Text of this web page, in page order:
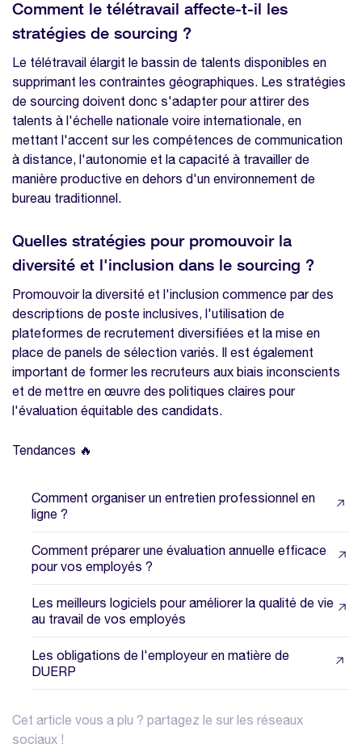
Comment le télétravail affecte-t-il les
stratégies de sourcing ?
Le télétravail élargit le bassin de talents disponibles en
supprimant les contraintes géographiques. Les stratégies
de sourcing doivent donc s'adapter pour attirer des
talents à l'échelle nationale voire internationale, en
mettant l'accent sur les compétences de communication
à distance, l'autonomie et la capacité à travailler de
manière productive en dehors d'un environnement de
bureau traditionnel.
Quelles stratégies pour promouvoir la
diversité et l'inclusion dans le sourcing ?
Promouvoir la diversité et l'inclusion commence par des
descriptions de poste inclusives, l'utilisation de
plateformes de recrutement diversifiées et la mise en
place de panels de sélection variés. Il est également
important de former les recruteurs aux biais inconscients
et de mettre en œuvre des politiques claires pour
l'évaluation équitable des candidats.
Tendances 🔥
Comment organiser un entretien professionnel en
ligne ?
Comment préparer une évaluation annuelle efficace
pour vos employés ?
Les meilleurs logiciels pour améliorer la qualité de vie
au travail de vos employés
Les obligations de l'employeur en matière de
DUERP
Cet article vous a plu ? partagez le sur les réseaux
sociaux !